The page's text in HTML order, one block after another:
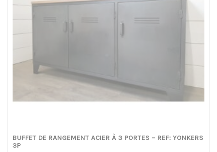
BUFFET DE RANGEMENT ACIER À 3 PORTES – REF: YONKERS
3P